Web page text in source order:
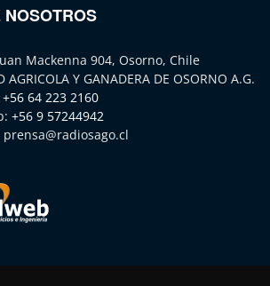
Mackenna 904, Osorno, Chile
AGRICOLA Y GANADERA DE OSORNO A.G.
+56 64 223 2160
+56 9 57244942
prensa@radiosago.cl